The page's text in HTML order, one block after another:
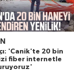
'Canik'te 20 bin
fiber internetle
2 şüpheli
taştı: